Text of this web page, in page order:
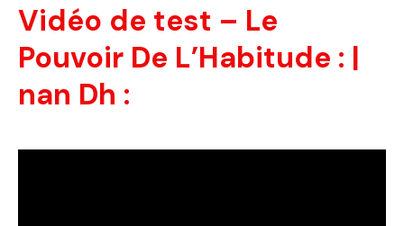
Vidéo de test – Le
Pouvoir De L’Habitude : |
nan Dh :